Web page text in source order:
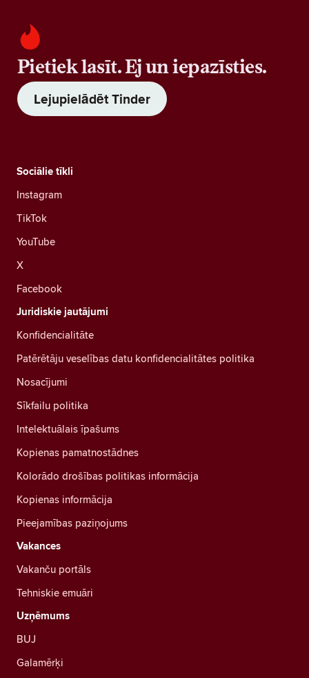
Pietiek lasīt. Ej un iepazīsties.
Lejupielādēt Tinder
Sociālie tīkli
Instagram
TikTok
YouTube
X
Facebook
Juridiskie jautājumi
Konfidencialitāte
Patērētāju veselības datu konfidencialitātes politika
Nosacījumi
Sīkfailu politika
Intelektuālais īpašums
Kopienas pamatnostādnes
Kolorādo drošības politikas informācija
Kopienas informācija
Pieejamības paziņojums
Vakances
Vakanču portāls
Tehniskie emuāri
Uzņēmums
BUJ
Galamērķi